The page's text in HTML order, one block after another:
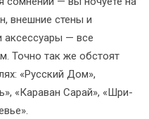
внешние стены и
аксессуары — все
Точно так же обстоят
«Русский Дом»,
«Караван Сарай», «Шри-